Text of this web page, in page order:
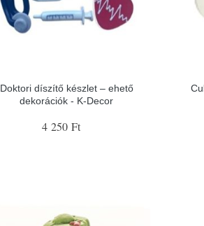
Doktori díszítő készlet – ehető
dekorációk - K-Decor
4 250 Ft